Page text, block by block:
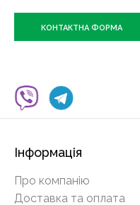
КОНТАКТНА ФОРМА
Інформація
Про компанію
Доставка та оплата